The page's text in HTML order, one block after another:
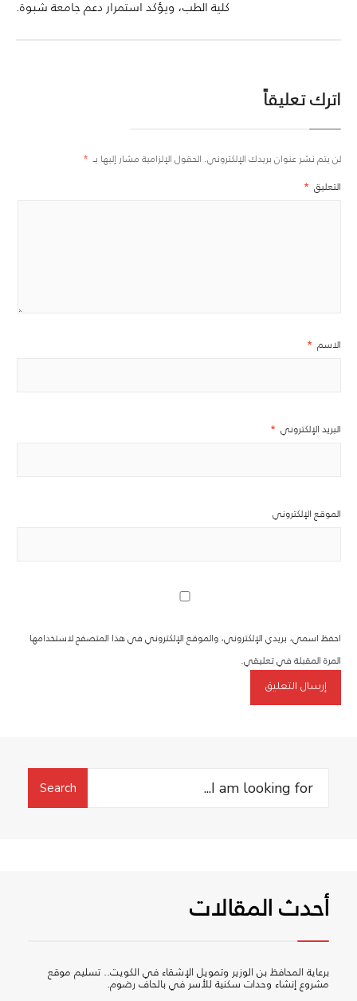
كلية الطب، ويؤكد استمرار دعم جامعة شبوة.
اترك تعليقاً
لن يتم نشر عنوان بريدك الإلكتروني. الحقول الإلزامية مشار إليها بـ *
التعليق *
الاسم *
البريد الإلكتروني *
الموقع الإلكتروني
احفظ اسمي، بريدي الإلكتروني، والموقع الإلكتروني في هذا المتصفح لاستخدامها
المرة المقبلة في تعليقي.
Search
Search
أحدث المقالات
برعاية المحافظ بن الوزير وتمويل الإشقاء في الكويت.. تسليم موقع
مشروع إنشاء وحدات سكنية للأسر في بالحاف رضوم.